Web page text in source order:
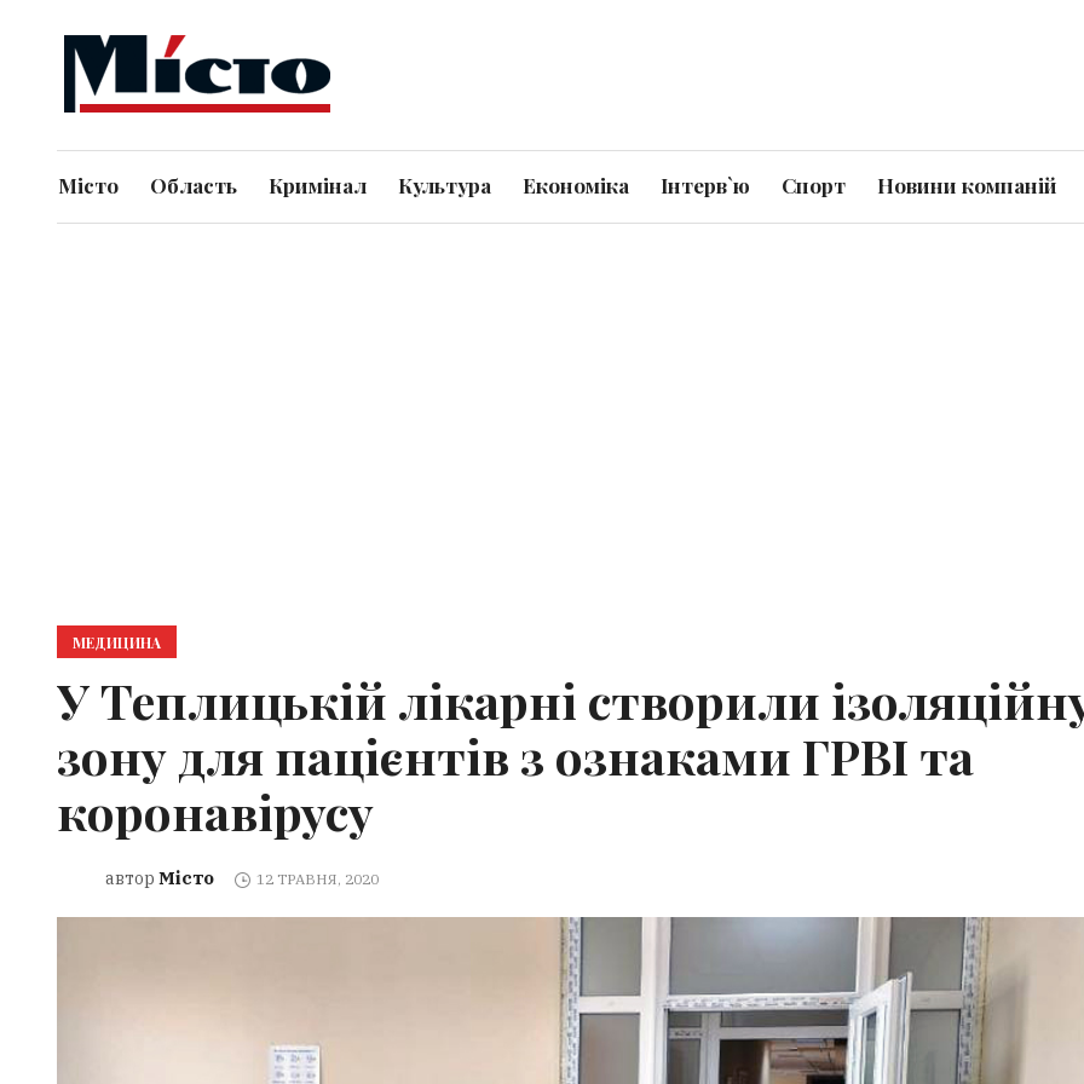
Місто Область Кримінал Культура Економіка Інтерв`ю Спорт Новини компаній
МЕДИЦИНА
У Теплицькій лікарні створили
зону для пацієнтів з ознаками ГРВІ та
коронавірусу
автор Місто 12 ТРАВНЯ, 2020